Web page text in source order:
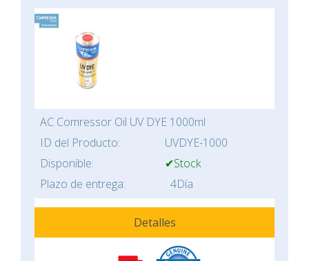
AC Comressor Oil UV DYE 1000ml
ID del Producto:
UVDYE-1000
Disponible:
✔Stock
Plazo de entrega:
4Día
Detalles